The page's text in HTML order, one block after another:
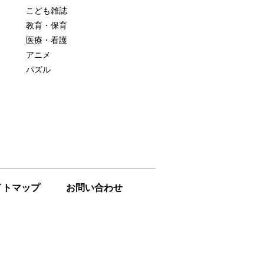
こども雑誌
教育・保育
医療・看護
アニメ
パズル
トマップ お問い合わせ